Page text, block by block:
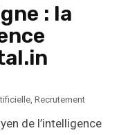
: la
Recrutement
de l’intelligence